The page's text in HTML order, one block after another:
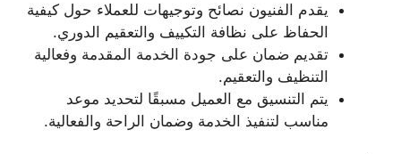
يقدم الفنيون نصائح وتوجيهات للعملاء حول كيفية
الحفاظ على نظافة التكييف والتعقيم الدوري.
تقديم ضمان على جودة الخدمة المقدمة وفعالية
التنظيف والتعقيم.
يتم التنسيق مع العميل مسبقًا لتحديد موعد
مناسب لتنفيذ الخدمة وضمان الراحة والفعالية.